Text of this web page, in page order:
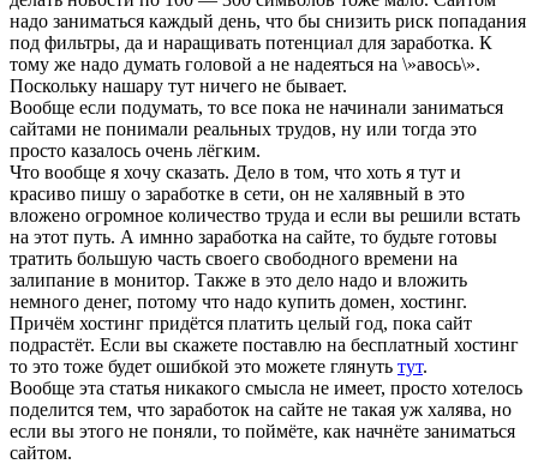
надо заниматься каждый день, что бы снизить риск попадания
под фильтры, да и наращивать потенциал для заработка. К
тому же надо думать головой а не надеяться на \»авось\».
Поскольку нашару тут ничего не бывает.
Вообще если подумать, то все пока не начинали заниматься
сайтами не понимали реальных трудов, ну или тогда это
просто казалось очень лёгким.
Что вообще я хочу сказать. Дело в том, что хоть я тут и
красиво пишу о заработке в сети, он не халявный в это
вложено огромное количество труда и если вы решили встать
на этот путь. А имнно заработка на сайте, то будьте готовы
тратить большую часть своего свободного времени на
залипание в монитор. Также в это дело надо и вложить
немного денег, потому что надо купить домен, хостинг.
Причём хостинг придётся платить целый год, пока сайт
подрастёт. Если вы скажете поставлю на бесплатный хостинг
то это тоже будет ошибкой это можете глянуть тут.
Вообще эта статья никакого смысла не имеет, просто хотелось
поделится тем, что заработок на сайте не такая уж халява, но
если вы этого не поняли, то поймёте, как начнёте заниматься
сайтом.